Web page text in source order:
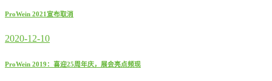
ProWein 2021宣布取消
2020-12-10
ProWein 2019：喜迎25周年庆，展会亮点频现